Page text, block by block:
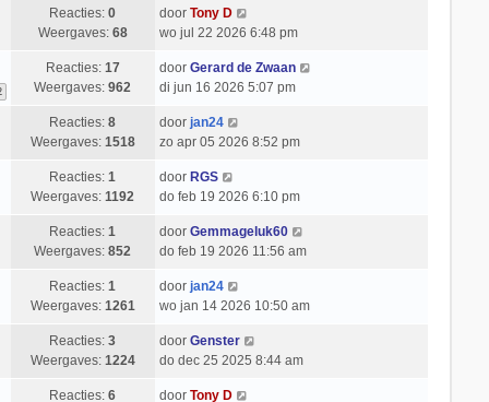
Reacties:0
Weergaves: 68
door Tony D
wo jul 22 2026 6:48 pm
Reacties: 17
Weergaves:962
door Gerard de Zwaan
di jun 16 2026 5:07 pm
Reacties:8
Weergaves: 1518
door jan24
zo apr 05 2026 8:52 pm
Reacties:1
Weergaves:1192
door RGS
do feb 19 2026 6:10 pm
Reacties:1
Weergaves:852
door Gemmageluk60
do feb 19 2026 11:56 am
Reacties:1
Weergaves: 1261
door jan24
wo jan 14 2026 10:50 am
Reacties:3
Weergaves: 1224
door Genster
do dec 25 2025 8:44 am
Reacties:6
door Tony D